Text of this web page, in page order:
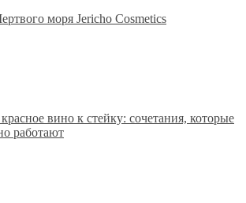
моря Jericho Cosmetics
вино к стейку: сочетания, которые
работают